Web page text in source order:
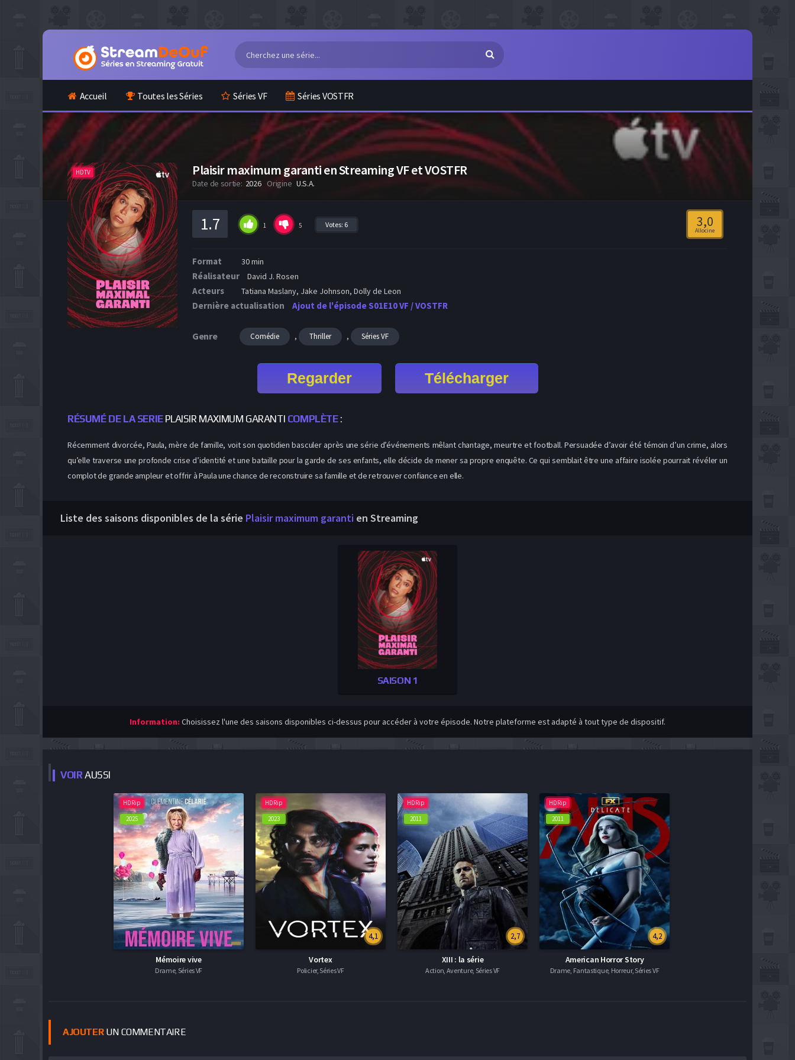
Accueil Toutes les Séries Séries VF Séries VOSTFR
HDTV Plaisir maximum garanti en Streaming VF et VOSTFR
Date de sortie: 2026 Origine U.S.A.
1.7 1 5 Votes: 6 3,0
Allocine
Format 30 min
Réalisateur David J. Rosen
Acteurs Tatiana Maslany, Jake Johnson, Dolly de Leon
Dernière actualisation Ajout de l'épisode S01E10 VF / VOSTFR
Genre Comédie , Thriller , Séries VF
Regarder Télécharger
RÉSUMÉ DE LA SERIEPLAISIR MAXIMUM GARANTI COMPLÈTE:
Récemment divorcée, Paula, mère de famille, voit son quotidien basculer après une série d’événements mêlant chantage, meurtre et football. Persuadée d’avoir été témoin d’un crime, alors
qu’elle traverse une profonde crise d’identité et une bataille pour la garde de ses enfants, elle décide de mener sa propre enquête. Ce qui semblait être une affaire isolée pourrait révéler un
complot de grande ampleur et offrir à Paula une chance de reconstruire sa famille et de retrouver confiance en elle.
Liste des saisons disponibles de la série Plaisir maximum garanti en Streaming
SAISON 1
Information: Choisissez l'une des saisons disponibles ci-dessus pour accéder à votre épisode. Notre plateforme est adapté à tout type de dispositif.
VOIRAUSSI
HDRip
2025
Mémoire vive
Drame, Séries VF
HDRip
2023
4,1
Vortex
Policier, Séries VF
HDRip
2011
2,7
XIII : la série
Action, Aventure, Séries VF
HDRip
2011
4,2
American Horror Story
Drame, Fantastique, Horreur, Séries VF
AJOUTERUN COMMENTAIRE